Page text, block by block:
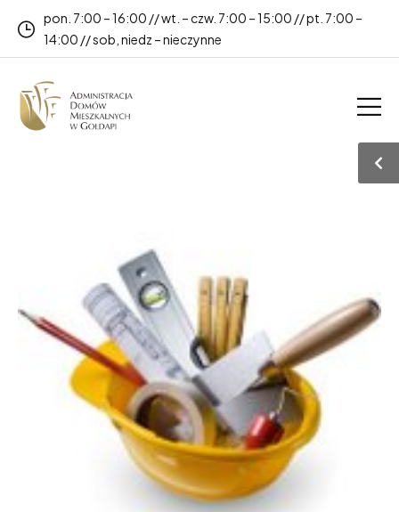
pon. 7:00 – 16:00 // wt. – czw. 7:00 – 15:00 // pt. 7:00 –
14:00 // sob, niedz – nieczynne